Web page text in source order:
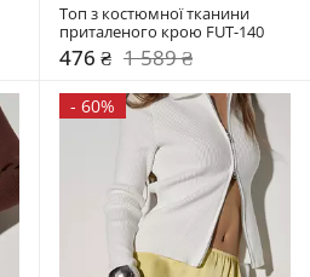
Топ з костюмної тканини
приталеного крою FUT-140
476 ₴ 1 589 ₴
- 60%